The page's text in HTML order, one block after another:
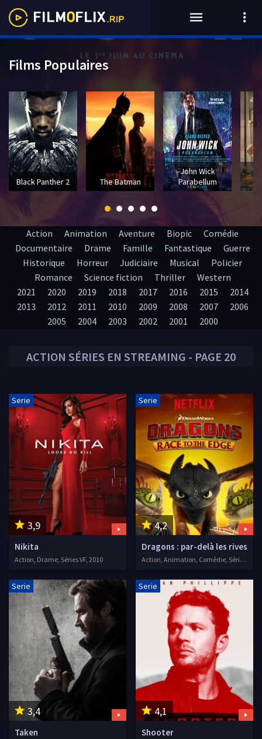
ACTION SÉRIES EN STREAMING - PAGE 20
3,9
Serie
Nikita
Action, Drame, Séries VF, 2010
4,2
Serie
Dragons : par-delà les rives
Action, Animation, Comédie, Séries VF, 2015
3,4
Serie
Taken
4,1
Serie
Shooter
Action Animation Aventure Biopic
Comédie
Documentaire
Drame Famille Fantastique
Guerre
Historique
Horreur Judiciaire Musical
Policier
Romance
Science fiction Thriller
Western
2021
2020 2019 2018 2017 2016 2015
2014
2013
2012 2011 2010 2009 2008 2007
2006
2005
2004 2003 2002 2001 2000
Films Populaires
Black Panther 2 The Batman
John Wick
Parabellum